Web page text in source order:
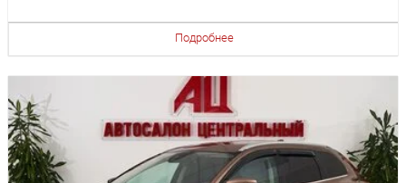
Подробнее